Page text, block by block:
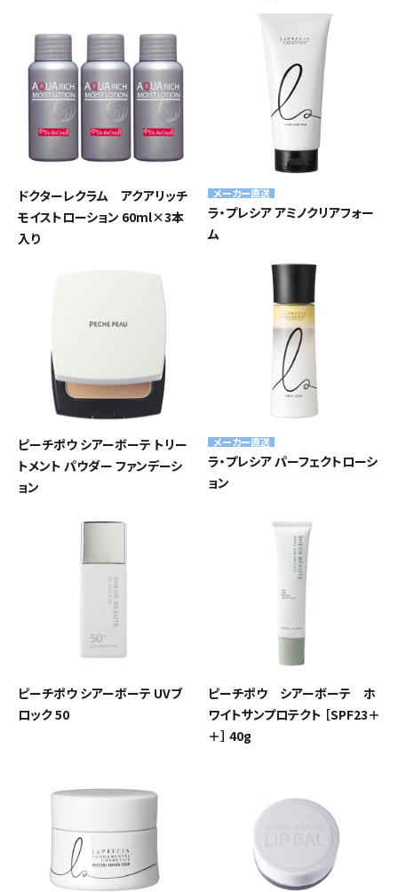
ドクターレクラム アクアリッチ
モイストローション 60ml×3本
入り
メーカー直送
ラ・プレシア アミノクリアフォー
ム
ピーチポウ シアーボーテ トリー
トメント パウダー ファンデーシ
ョン
メーカー直送
ラ・プレシア パーフェクトローシ
ョン
ピーチポウ シアーボーテ UVブ
ロック 50
ピーチポウ シアーボーテ ホ
ワイトサンプロテクト ［SPF23＋
＋］ 40g